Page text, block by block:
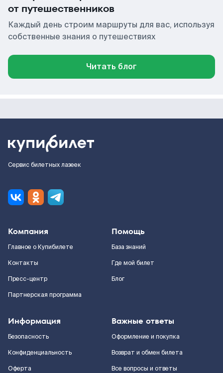
от путешественников
Каждый день строим маршруты для вас, используя
собственные знания о путешествиях
Читать блог
Сервис билетных лазеек
Компания
Главное о Купибилете
Контакты
Пресс-центр
Партнерская программа
Помощь
База знаний
Где мой билет
Блог
Информация
Безопасность
Конфиденциальность
Оферта
Важные ответы
Оформление и покупка
Возврат и обмен билета
Все вопросы и ответы